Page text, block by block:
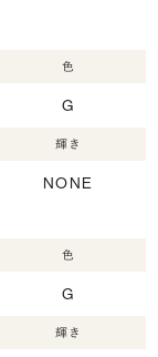
色
G
輝き
NONE
色
G
輝き